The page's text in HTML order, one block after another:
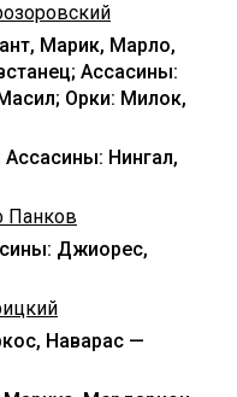
Марик, Марло,
Ассасины:
Орки: Милок,
Ассасины: Нингал,
Панков
Джиорес,
Наварас —